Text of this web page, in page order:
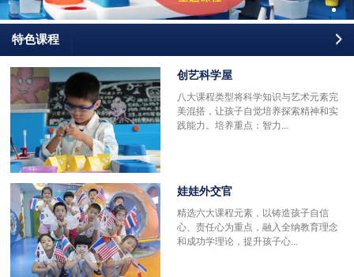
特色课程
创艺科学屋
八大课程类型将科学知识与艺术元素完
美混搭，让孩子自觉培养探索精神和实
践能力。培养重点：智力...
娃娃外交官
精选六大课程元素，以铸造孩子自信
心、责任心为重点，融入全纳教育理念
和成功学理论，提升孩子心...